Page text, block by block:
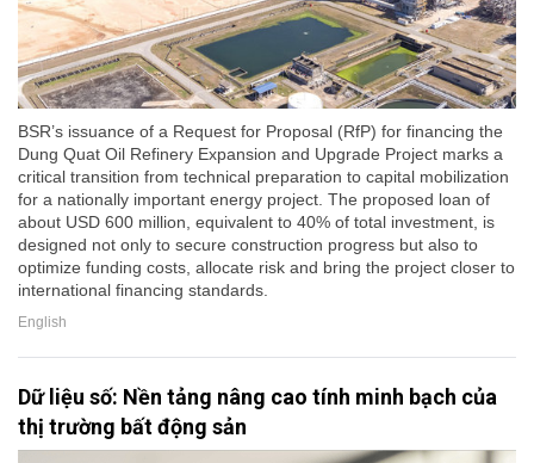
BSR’s issuance of a Request for Proposal (RfP) for financing the
Dung Quat Oil Refinery Expansion and Upgrade Project marks a
critical transition from technical preparation to capital mobilization
for a nationally important energy project. The proposed loan of
about USD 600 million, equivalent to 40% of total investment, is
designed not only to secure construction progress but also to
optimize funding costs, allocate risk and bring the project closer to
international financing standards.
English
Dữ liệu số: Nền tảng nâng cao tính minh bạch của
thị trường bất động sản